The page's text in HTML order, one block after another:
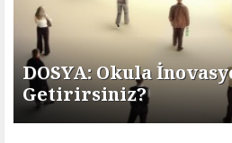
DOSYA: Okula
Getirirsiniz?